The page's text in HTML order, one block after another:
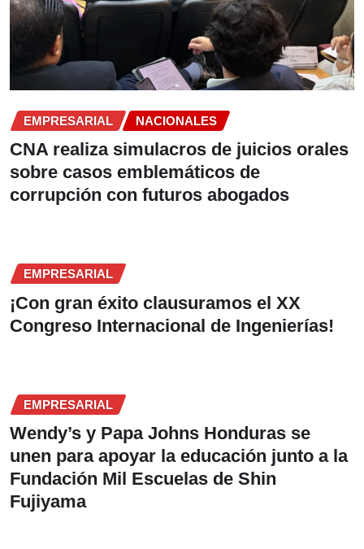
EMPRESARIAL NACIONALES
CNA realiza simulacros de juicios orales
sobre casos emblemáticos de
corrupción con futuros abogados
EMPRESARIAL
¡Con gran éxito clausuramos el XX
Congreso Internacional de Ingenierías!
EMPRESARIAL
Wendy’s y Papa Johns Honduras se
unen para apoyar la educación junto a la
Fundación Mil Escuelas de Shin
Fujiyama